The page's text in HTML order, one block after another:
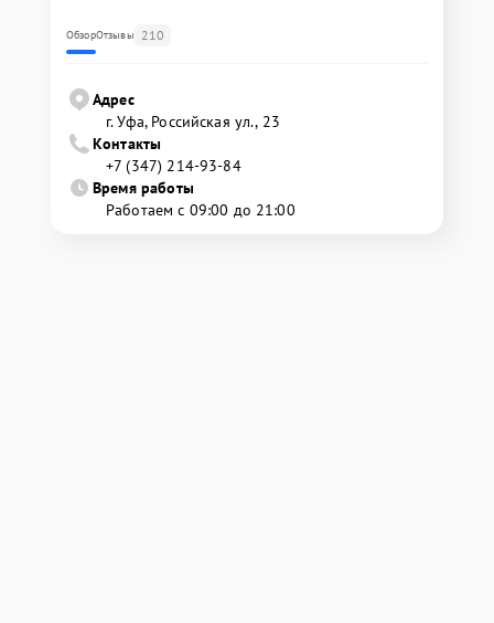
ОбзорОтзывы 210
Адрес
г. Уфа, Российская ул., 23
Контакты
+7 (347) 214-93-84
Время работы
Работаем с 09:00 до 21:00